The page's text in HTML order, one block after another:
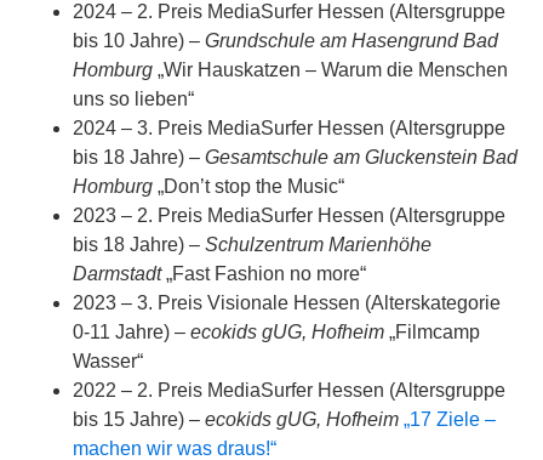
2024 – 2. Preis MediaSurfer Hessen (Altersgruppe
bis 10 Jahre) – Grundschule am Hasengrund Bad
Homburg „Wir Hauskatzen – Warum die Menschen
uns so lieben“
2024 – 3. Preis MediaSurfer Hessen (Altersgruppe
bis 18 Jahre) – Gesamtschule am Gluckenstein Bad
Homburg „Don’t stop the Music“
2023 – 2. Preis MediaSurfer Hessen (Altersgruppe
bis 18 Jahre) – Schulzentrum Marienhöhe
Darmstadt„Fast Fashion no more“
2023 – 3. Preis Visionale Hessen (Alterskategorie
0-11 Jahre) – ecokids gUG, Hofheim „Filmcamp
Wasser“
2022 – 2. Preis MediaSurfer Hessen (Altersgruppe
bis 15 Jahre) – ecokids gUG, Hofheim „17 Ziele –
machen wir was draus!“